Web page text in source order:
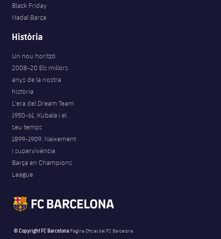
Black Friday
Nadal Barça
Història
Un nou horitzó
2008-20 Els millors
anys de la nostra
història
L'era del Dream Team
1950-61. Kubala i el
seu temps
1899-1909. Naixement
i supervivència
Barça en Champions
League
© Copyright FC Barcelona Pàgina Oficial del FC Barcelona